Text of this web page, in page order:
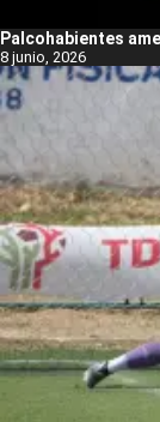
Palcohabientes
8 junio, 2026